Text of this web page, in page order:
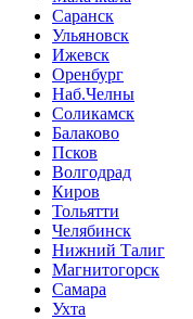
Саранск
Ульяновск
Ижевск
Оренбург
Наб.Челны
Соликамск
Балаково
Псков
Волгодрад
Киров
Тольятти
Челябинск
Нижний Талиг
Магнитогорск
Самара
Ухта